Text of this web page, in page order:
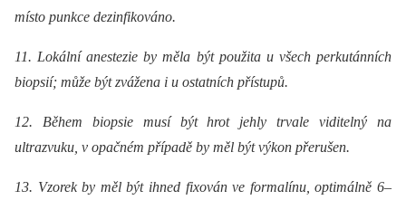
místo punkce dezinfikováno.
11. Lokální anestezie by měla být použita u všech perkutánních
biopsií; může být zvážena i u ostatních přístupů.
12. Během biopsie musí být hrot jehly trvale viditelný na
ultrazvuku, v opačném případě by měl být výkon přerušen.
13. Vzorek by měl být ihned fixován ve formalínu, optimálně 6–